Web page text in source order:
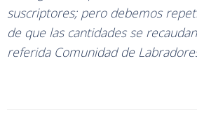
suscriptores; pero debemos
de que las cantidades se
referida Comunidad de